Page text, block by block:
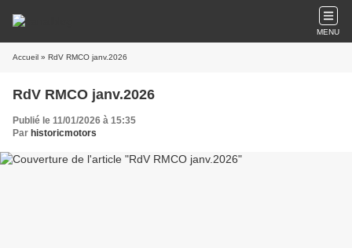
MENU
Accueil » RdV RMCO janv.2026
RdV RMCO janv.2026
Publié le 11/01/2026 à 15:35
Par historicmotors